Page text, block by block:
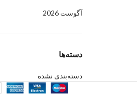
آگوست 2026
دسته‌ها
دسته‌بندی نشده